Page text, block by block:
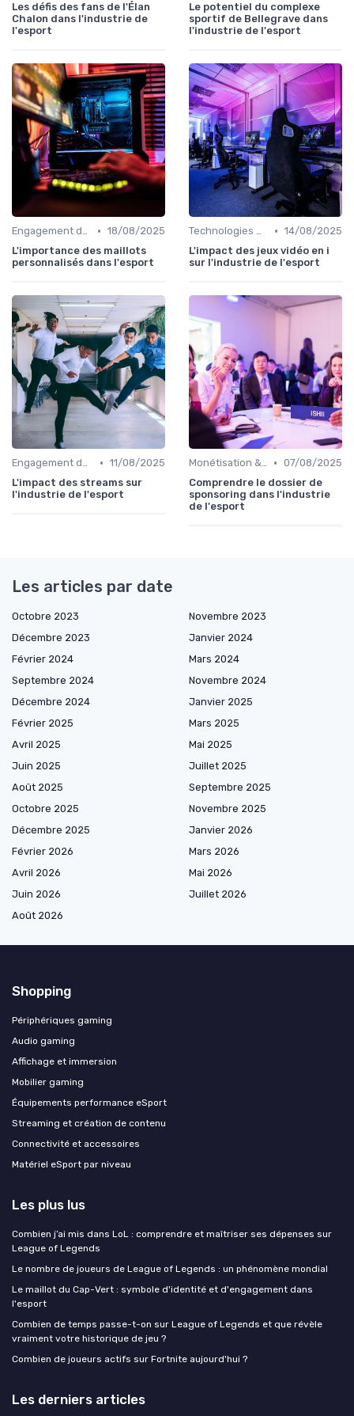
Les défis des fans de l'Élan
Chalon dans l'industrie de
l'esport
Le potentiel du complexe
sportif de Bellegrave dans
l'industrie de l'esport
Engagement des Fans • 18/08/2025
L'importance des maillots
personnalisés dans l'esport
Technologies & Infrastructures • 14/08/2025
L'impact des jeux vidéo en i
sur l'industrie de l'esport
Engagement des Fans • 11/08/2025
L'impact des streams sur
l'industrie de l'esport
Monétisation & Sponsoring • 07/08/2025
Comprendre le dossier de
sponsoring dans l'industrie
de l'esport
Les articles par date
Octobre 2023
Novembre 2023
Décembre 2023
Janvier 2024
Février 2024
Mars 2024
Septembre 2024
Novembre 2024
Décembre 2024
Janvier 2025
Février 2025
Mars 2025
Avril 2025
Mai 2025
Juin 2025
Juillet 2025
Août 2025
Septembre 2025
Octobre 2025
Novembre 2025
Décembre 2025
Janvier 2026
Février 2026
Mars 2026
Avril 2026
Mai 2026
Juin 2026
Juillet 2026
Août 2026
Shopping
Périphériques gaming
Audio gaming
Affichage et immersion
Mobilier gaming
Équipements performance eSport
Streaming et création de contenu
Connectivité et accessoires
Matériel eSport par niveau
Les plus lus
Combien j’ai mis dans LoL : comprendre et maîtriser ses dépenses sur
League of Legends
Le nombre de joueurs de League of Legends : un phénomène mondial
Le maillot du Cap-Vert : symbole d'identité et d'engagement dans
l'esport
Combien de temps passe-t-on sur League of Legends et que révèle
vraiment votre historique de jeu ?
Combien de joueurs actifs sur Fortnite aujourd'hui ?
Les derniers articles